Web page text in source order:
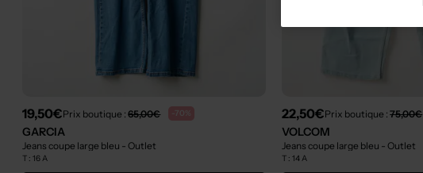
19,50€Prix boutique :65,00€ -70%
GARCIA
Jeans coupe large bleu - Outlet
T :16 A
22,50€Prix boutique :75,00€
VOLCOM
Jeans coupe large bleu - Outlet
T :14 A